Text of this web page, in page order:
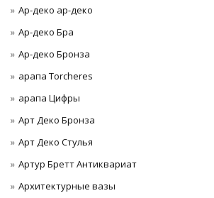
Ар-деко ар-деко
Ар-деко Бра
Ар-деко Бронза
арапа Torcheres
арапа Цифры
Арт Деко Бронза
Арт Деко Стулья
Артур Бретт Антиквариат
Архитектурные вазы